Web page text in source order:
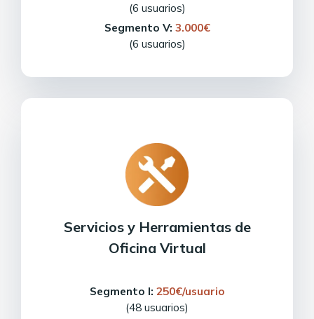
(6 usuarios)
Segmento V: 3.000€
(6 usuarios)
Servicios y Herramientas de
Oficina Virtual
Segmento I: 250€/usuario
(48 usuarios)